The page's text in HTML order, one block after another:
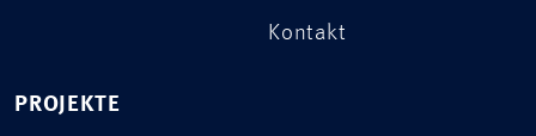
Kontakt
PROJEKTE